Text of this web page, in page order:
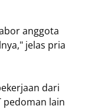
anggota
jelas pria
dari
pedoman lain